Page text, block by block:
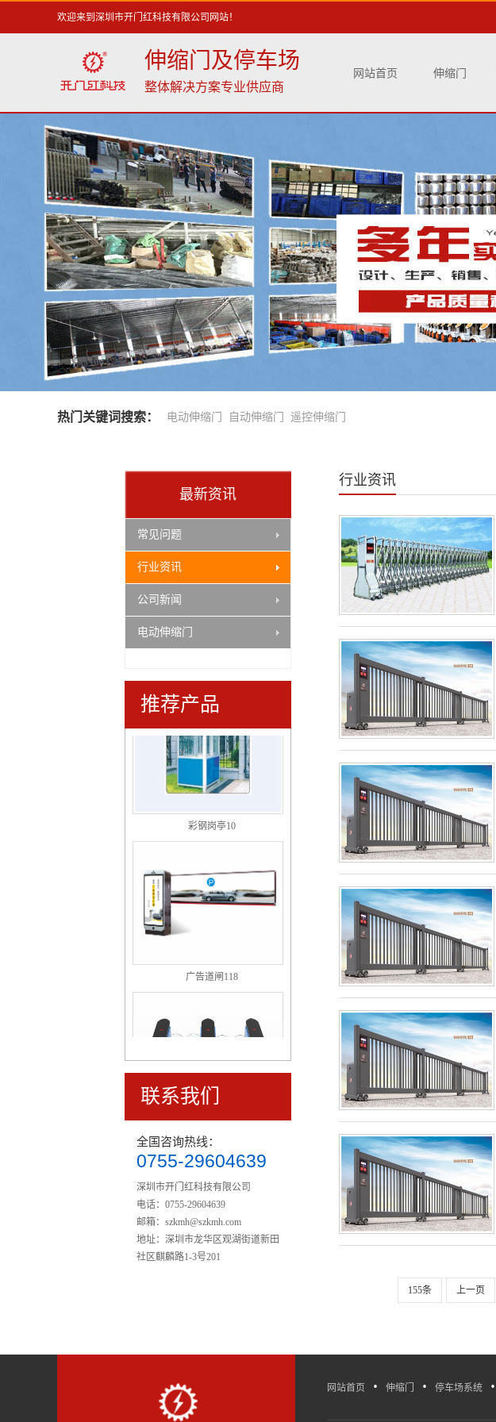
欢迎来到深圳市开门红科技有限公司网站！
伸缩门及停车场
整体解决方案专业供应商
网站首页 伸缩门
热门关键词搜索： 电动伸缩门 自动伸缩门 遥控伸缩门
最新资讯
常见问题
行业资讯
公司新闻
电动伸缩门
推荐产品
彩钢岗亭10
广告道闸118
桥式平移闸P-525
半高平移闸P-527
联系我们
全国咨询热线：
0755-29604639
深圳市开门红科技有限公司
电话：0755-29604639
邮箱： szkmh@szkmh.com
地址：深圳市龙华区观湖街道新田
社区麒麟路1-3号201
行业资讯
155条 上一页
网站首页 · 伸缩门 · 停车场系统 ·